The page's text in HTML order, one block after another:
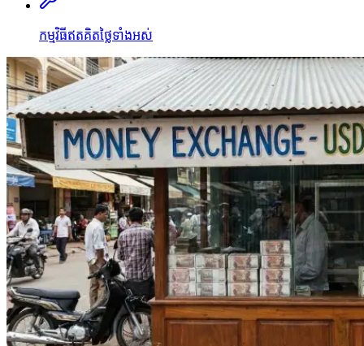
កម្មវិធីឥតគិតថ្លៃទាំងអស់